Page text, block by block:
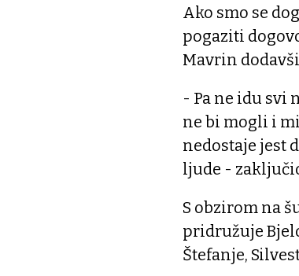
Ako smo se
pogaziti
Mavrin
- Pa ne idu svi
ne bi mogli i
nedostaje jest
ljude -
S obzirom na
pridružuje
Štefanje,